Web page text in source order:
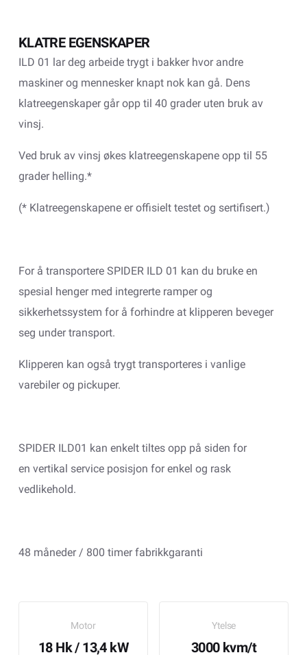
KLATRE EGENSKAPER
ILD 01 lar deg arbeide trygt i bakker hvor andre
maskiner og mennesker knapt nok kan gå. Dens
klatreegenskaper går opp til 40 grader uten bruk av
vinsj.
Ved bruk av vinsj økes klatreegenskapene opp til 55
grader helling.*
(* Klatreegenskapene er offisielt testet og sertifisert.)
For å transportere SPIDER ILD 01 kan du bruke en
spesial henger med integrerte ramper og
sikkerhetssystem for å forhindre at klipperen beveger
seg under transport.
Klipperen kan også trygt transporteres i vanlige
varebiler og pickuper.
SPIDER ILD01 kan enkelt tiltes opp på siden for
en vertikal service posisjon for enkel og rask
vedlikehold.
48 måneder / 800 timer fabrikkgaranti
Motor
18 Hk / 13,4 kW
Ytelse
3000 kvm/t